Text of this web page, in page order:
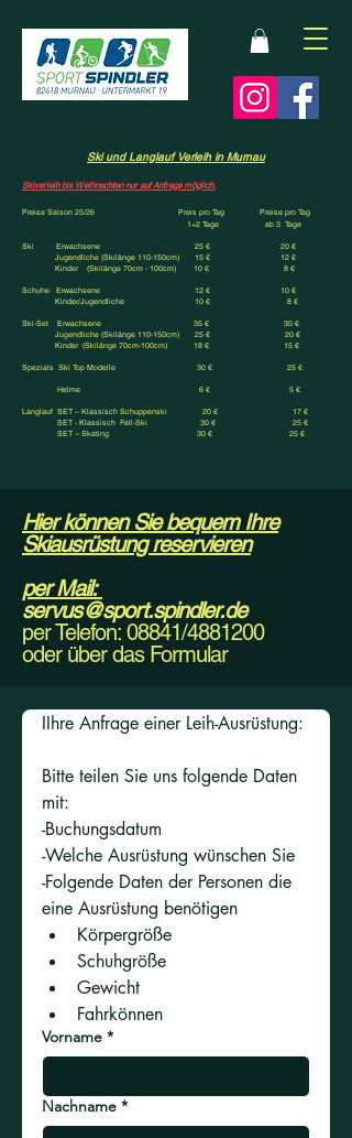
Ski und Langlauf Verleih in Murnau
Skiverleihbis Weihnachten nur auf Anfrage möglich.
Preise Saison 25/26 Preis pro Tag Preise pro Tag
1+2 Tage ab 3 Tage
Ski Erwachsene 25 € 20 €
Jugendliche (Skilänge 110-150cm) 15 € 12 €
Kinder (Skilänge 70cm - 100cm) 10 € 8 €
Schuhe Erwachsene 12 € 10 €
Kinder/Jugendliche 10 € 8 €
Ski-Set Erwachsene 35 € 30 €
Jugendliche (Skilänge 110-150cm) 25 € 20 €
Kinder (Skilänge 70cm-100cm) 18 € 15 €
Spezials Ski Top Modelle 30 € 25 €
Helme 6 € 5 €
Langlauf SET – Klassisch Schuppenski 20 € 17 €
SET - Klassisch Fell-Ski 30 € 25 €
SET – Skating 30 € 25 €
Hier können Sie bequem Ihre
Skiausrüstung reservieren
per Mail:
servus@sport.spindler.de
per Telefon: 08841/4881200
oder über das Formular
IIhre Anfrage einer Leih-Ausrüstung:
Bitte teilen Sie uns folgende Daten
mit:
-Buchungsdatum
-Welche Ausrüstung wünschen Sie
-Folgende Daten der Personen die
eine Ausrüstung benötigen
Körpergröße
Schuhgröße
Fahrkönnen
Vorname *
Nachname *